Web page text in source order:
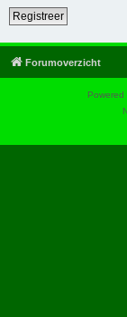
Registreer
Forumoverzicht
Powered